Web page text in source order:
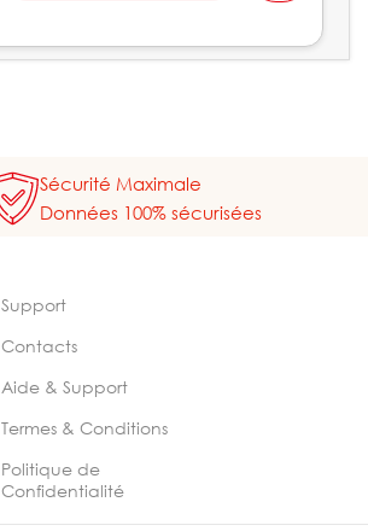
Sécurité Maximale
Données 100% sécurisées
Support
Contacts
Aide & Support
Termes & Conditions
Politique de
Confidentialité